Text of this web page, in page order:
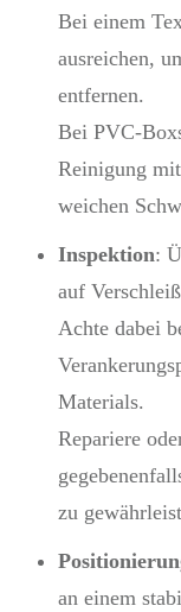
Bei einem
ausreichen,
entfernen.
Bei PVC-
Reinigung
weichen
Inspektion:
auf
Achte dabei
Materials.
Repariere
zu
an einem